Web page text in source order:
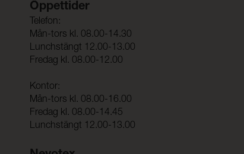
Öppettider
Telefon:
Mån-tors kl. 08.00-14.30
Lunchstängt 12.00-13.00
Fredag kl. 08.00-12.00
Kontor:
Mån-tors kl. 08.00-16.00
Fredag kl. 08.00-14.45
Lunchstängt 12.00-13.00